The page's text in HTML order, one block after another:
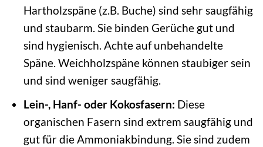
Hartholzspäne (z.B. Buche) sind sehr saugfähig
und staubarm. Sie binden Gerüche gut und
sind hygienisch. Achte auf unbehandelte
Späne. Weichholzspäne können staubiger sein
und sind weniger saugfähig.
Lein-, Hanf- oder Kokosfasern: Diese
organischen Fasern sind extrem saugfähig und
gut für die Ammoniakbindung. Sie sind zudem